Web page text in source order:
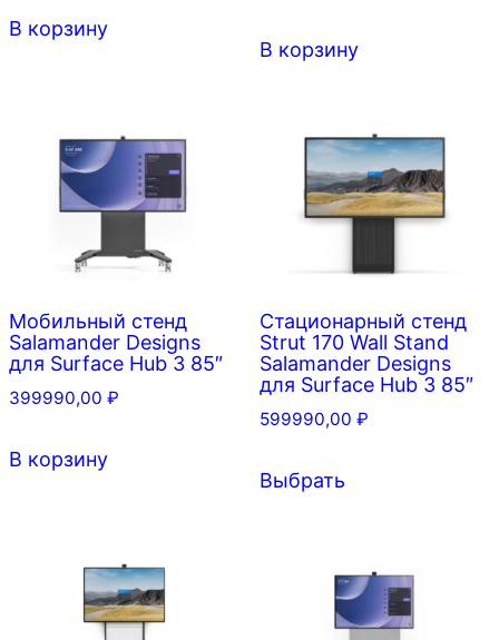
В корзину
В корзину
Мобильный стенд
Salamander Designs
для Surface Hub 3 85″
399990,00 ₽
В корзину
Стационарный стенд
Strut 170 Wall Stand
Salamander Designs
для Surface Hub 3 85″
599990,00 ₽
Выбрать
товар
вариаций.
Опции